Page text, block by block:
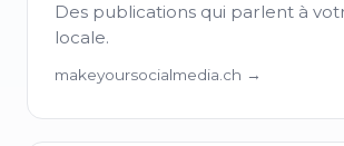
Des publications qui parlent à
locale.
makeyoursocialmedia.ch →